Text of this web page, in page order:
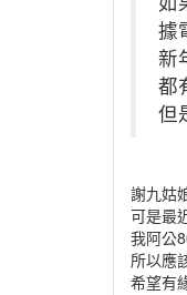
據
新
都
但
謝九姑
可是最
我阿公
所以應
希望有